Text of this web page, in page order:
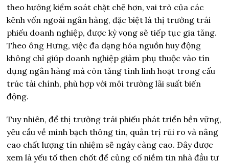
theo hướng kiểm soát chặt chẽ hơn, vai trò của các
kênh vốn ngoài ngân hàng, đặc biệt là thị trường trái
phiếu doanh nghiệp, được kỳ vọng sẽ tiếp tục gia tăng.
Theo ông Hưng, việc đa dạng hóa nguồn huy động
không chỉ giúp doanh nghiệp giảm phụ thuộc vào tín
dụng ngân hàng mà còn tăng tính linh hoạt trong cấu
trúc tài chính, phù hợp với môi trường lãi suất biến
động.
Tuy nhiên, để thị trường trái phiếu phát triển bền vững,
yêu cầu về minh bạch thông tin, quản trị rủi ro và nâng
cao chất lượng tín nhiệm sẽ ngày càng cao. Đây được
xem là yếu tố then chốt để củng cố niềm tin nhà đầu tư